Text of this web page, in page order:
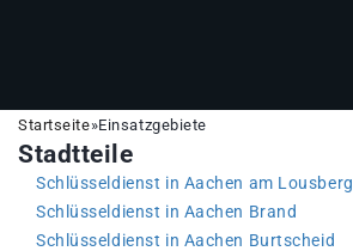
Startseite»Einsatzgebiete
Stadtteile
Schlüsseldienst in Aachen am Lousberg
Schlüsseldienst in Aachen Brand
Schlüsseldienst in Aachen Burtscheid